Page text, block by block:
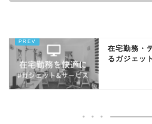
在宅勤務・
るガジェッ